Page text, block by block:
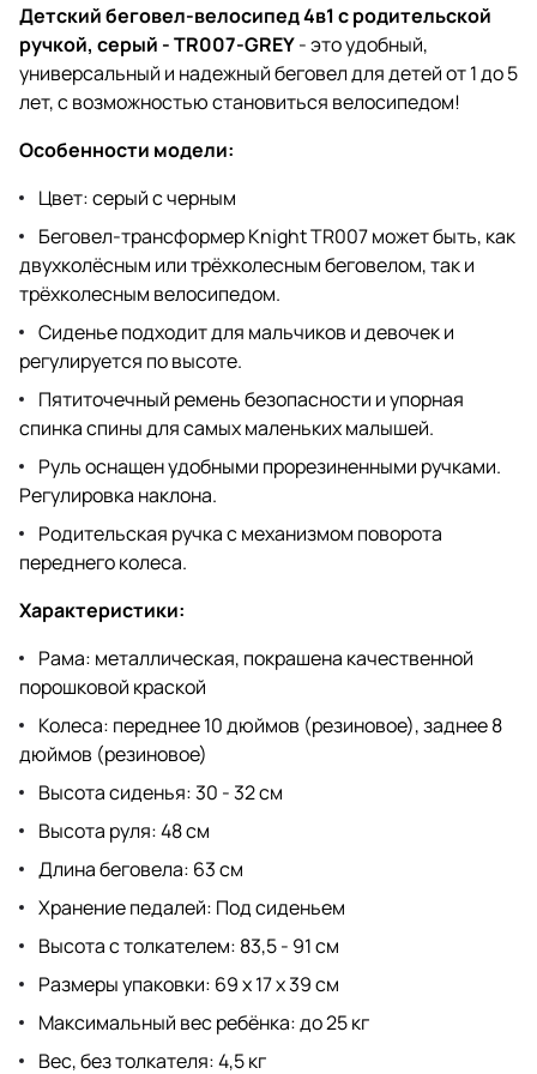
Детский беговел-велосипед 4в1 с родительской
ручкой, серый - TR007-GREY- это удобный,
универсальный и надежный беговел для детей от 1 до 5
лет, с возможностью становиться велосипедом!
Особенности модели:
Цвет: серый с черным
Беговел-трансформер Knight TR007 может быть, как
двухколёсным или трёхколесным беговелом, так и
трёхколесным велосипедом.
Сиденье подходит для мальчиков и девочек и
регулируется по высоте.
Пятиточечный ремень безопасности и упорная
спинка спины для самых маленьких малышей.
Руль оснащен удобными прорезиненными ручками.
Регулировка наклона.
Родительская ручка с механизмом поворота
переднего колеса.
Характеристики:
Рама: металлическая, покрашена качественной
порошковой краской
Колеса: переднее 10 дюймов (резиновое), заднее 8
дюймов (резиновое)
Высота сиденья: 30 - 32 см
Высота руля: 48 см
Длина беговела: 63 см
Хранение педалей: Под сиденьем
Высота с толкателем: 83,5 - 91 см
Размеры упаковки: 69 х 17 х 39 см
Максимальный вес ребёнка: до 25 кг
Вес, без толкателя: 4,5 кг